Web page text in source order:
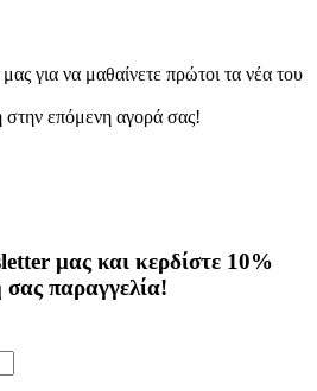
για να μαθαίνετε πρώτοι τα νέα του
στην επόμενη αγορά σας!
μας και κερδίστε 10%
παραγγελία!